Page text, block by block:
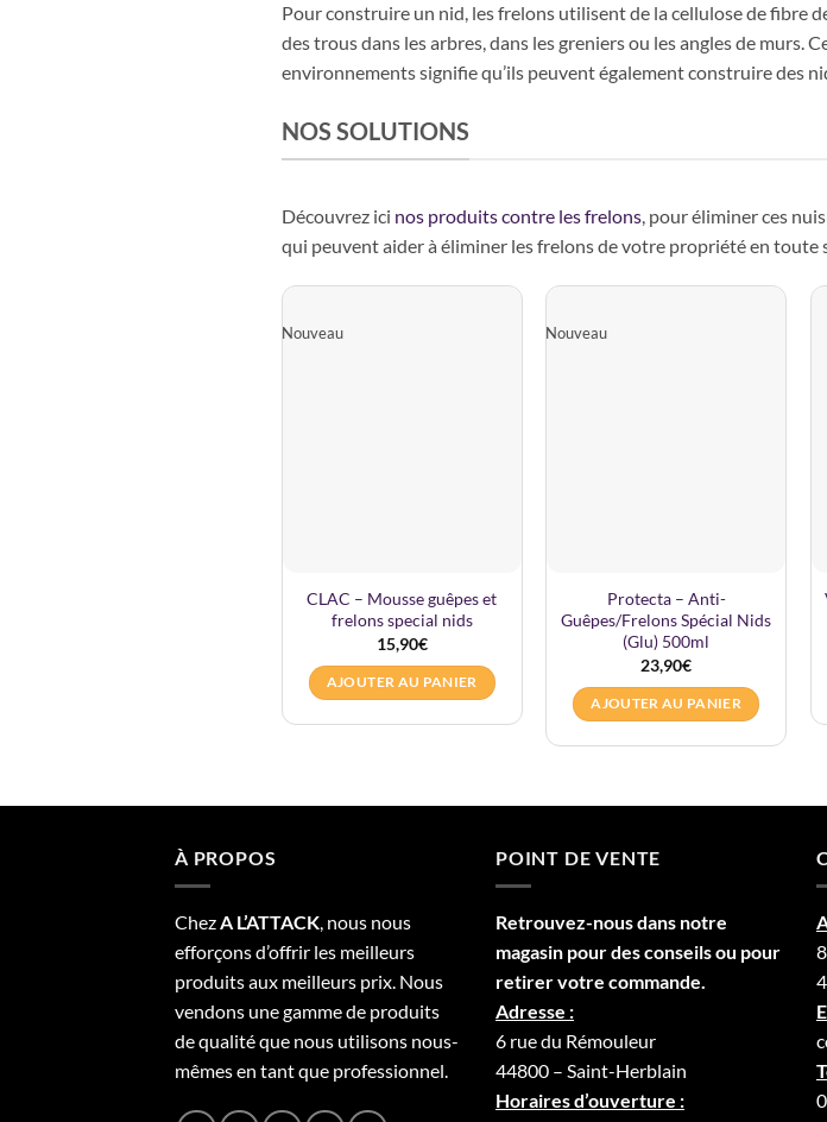
Pour construire un nid, les frelons utilisent de la cellulose de fibre
des trous dans les arbres, dans les greniers ou les angles de murs.
environnements signifie qu’ils peuvent également construire des
NOS SOLUTIONS
Découvrez ici nos produits contre les frelons, pour éliminer ces
qui peuvent aider à éliminer les frelons de votre propriété en toute
Nouveau
CLAC – Mousse guêpes et
frelons special nids
15,90€
AJOUTER AU PANIER
Nouveau
Protecta – Anti-
Guêpes/Frelons Spécial Nids
(Glu) 500ml
23,90€
AJOUTER AU PANIER
À PROPOS
ChezA L’ATTACK, nous nous
efforçons d’offrir les meilleurs
produits aux meilleurs prix. Nous
vendons une gamme de produits
de qualité que nous utilisons nous-
mêmes en tant que professionnel.
POINT DE VENTE
Retrouvez-nous dans notre
magasin pour des conseils ou pour
retirer votre commande.
Adresse :
6 rue du Rémouleur
44800 – Saint-Herblain
Horaires d’ouverture :